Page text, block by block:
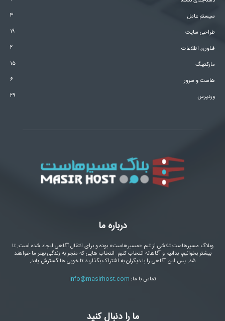
سیستم عامل
۳
طراحی سایت
۱۹
فناوری اطلاعات
۲
مارکتینگ
۱۵
هاست و سرور
۶
وردپرس
۲۹
درباره ما
وبلاگ مسیرهاست تلاشی از تیم «مسیرهاست» بوده و برای انتقال آگاهی ایجاد شده است. تا
بیشتر بخوانیم، بدانیم و آگاهانه انتخاب کنیم. انتخاب هایی که منجر به زندگی بهتر ما خواهند
شد. پس این آگاهی را با دیگران به اشتراک بگذارید تا خوبی ها گسترش یابد.
تماس با ما: info@masirhost.com
ما را دنبال کنید